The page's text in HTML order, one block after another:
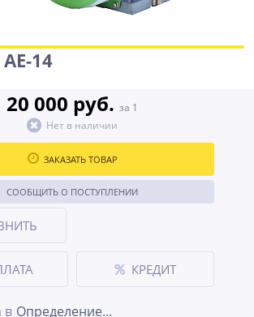
14
20 000 руб. за 1
Нет в наличии
ЗАКАЗАТЬ ТОВАР
СООБЩИТЬ О ПОСТУПЛЕНИИ
КРЕДИТ
в Определение...